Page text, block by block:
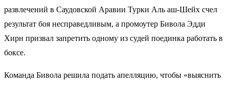
развлечений в Саудовской Аравии Турки Аль аш-Шейх счел
результат боя несправедливым, а промоутер Бивола Эдди
Хирн призвал запретить одному из судей поединка работать в
боксе.
Команда Бивола решила подать апелляцию, чтобы «выяснить